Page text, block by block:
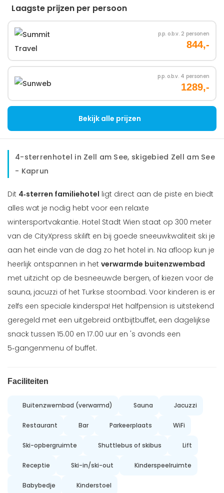
Laagste prijzen per persoon
p.p. o.b.v. 2 personen
844,-
p.p. o.b.v. 4 personen
1289,-
Bekijk alle prijzen
4-sterrenhotel in Zell am See, skigebied Zell am See
- Kaprun
Dit 4‑sterren familiehotel ligt direct aan de piste en biedt
alles wat je nodig hebt voor een relaxte
wintersportvakantie. Hotel Stadt Wien staat op 300 meter
van de CityXpress skilift en bij goede sneeuwkwaliteit ski je
aan het einde van de dag zo het hotel in. Na afloop kun je
heerlijk ontspannen in het verwarmde buitenzwembad
met uitzicht op de besneeuwde bergen, of kiezen voor de
sauna, jacuzzi of het Turkse stoombad. Voor kinderen is er
zelfs een speciale kinderspa! Het halfpension is uitstekend
geregeld met een uitgebreid ontbijtbuffet, een dagelijkse
snack tussen 15.00 en 17.00 uur en 's avonds een
5‑gangenmenu of buffet.
Faciliteiten
Buitenzwembad (verwarmd) Sauna Jacuzzi
Restaurant Bar Parkeerplaats WiFi
Ski-opbergruimte Shuttlebus of skibus Lift
Receptie Ski-in/ski-out Kinderspeelruimte
Babybedje Kinderstoel